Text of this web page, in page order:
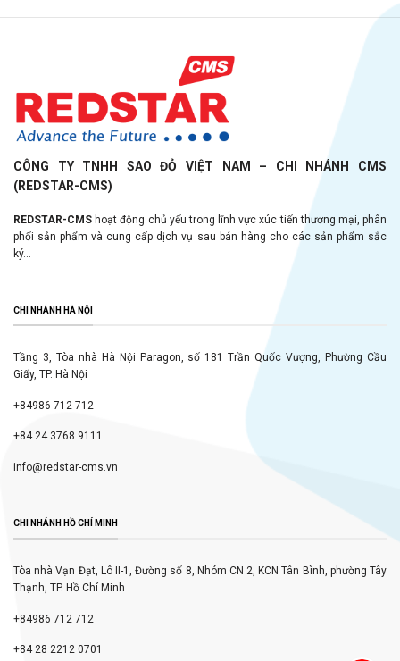
CÔNG TY TNHH SAO ĐỎ VIỆT NAM – CHI NHÁNH CMS
(REDSTAR-CMS)
REDSTAR-CMS hoạt động chủ yếu trong lĩnh vực xúc tiến thương mại, phân
phối sản phẩm và cung cấp dịch vụ sau bán hàng cho các sản phẩm sắc
ký...
CHI NHÁNH HÀ NỘI
Tầng 3, Tòa nhà Hà Nội Paragon, số 181 Trần Quốc Vượng, Phường Cầu
Giấy, TP. Hà Nội
+84986 712 712
+84 24 3768 9111
info@redstar-cms.vn
CHI NHÁNH HỒ CHÍ MINH
Tòa nhà Vạn Đạt, Lô II-1, Đường số 8, Nhóm CN 2, KCN Tân Bình, phường Tây
Thạnh, TP. Hồ Chí Minh
+84986 712 712
+84 28 2212 0701